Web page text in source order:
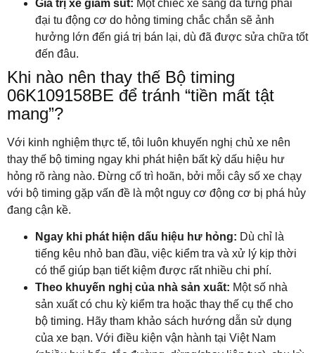
Giá trị xe giảm sút: Một chiếc xe sang đã từng phải
đại tu động cơ do hỏng timing chắc chắn sẽ ảnh
hưởng lớn đến giá trị bán lại, dù đã được sửa chữa tốt
đến đâu.
Khi nào nên thay thế Bộ timing
06K109158BE để tránh “tiền mất tật
mang”?
Với kinh nghiệm thực tế, tôi luôn khuyến nghị chủ xe nên
thay thế bộ timing ngay khi phát hiện bất kỳ dấu hiệu hư
hỏng rõ ràng nào. Đừng cố trì hoãn, bởi mỗi cây số xe chạy
với bộ timing gặp vấn đề là một nguy cơ động cơ bị phá hủy
đang cận kề.
Ngay khi phát hiện dấu hiệu hư hỏng: Dù chỉ là
tiếng kêu nhỏ ban đầu, việc kiểm tra và xử lý kịp thời
có thể giúp bạn tiết kiệm được rất nhiều chi phí.
Theo khuyến nghị của nhà sản xuất: Một số nhà
sản xuất có chu kỳ kiểm tra hoặc thay thế cụ thể cho
bộ timing. Hãy tham khảo sách hướng dẫn sử dụng
của xe bạn. Với điều kiện vận hành tại Việt Nam